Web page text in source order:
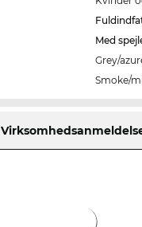
Med
Grey/
Smoke/